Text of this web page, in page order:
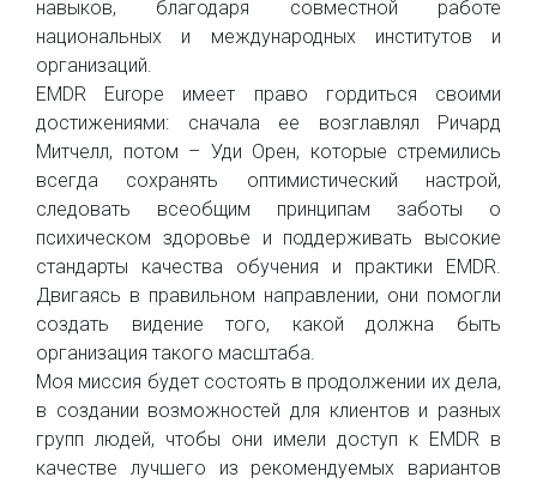
навыков, благодаря совместной работе
национальных и международных институтов и
организаций.
EMDR Europe имеет право гордиться своими
достижениями: сначала ее возглавлял Ричард
Митчелл, потом – Уди Орен, которые стремились
всегда сохранять оптимистический настрой,
следовать всеобщим принципам заботы о
психическом здоровье и поддерживать высокие
стандарты качества обучения и практики EMDR.
Двигаясь в правильном направлении, они помогли
создать видение того, какой должна быть
организация такого масштаба.
Моя миссия будет состоять в продолжении их дела,
в создании возможностей для клиентов и разных
групп людей, чтобы они имели доступ к EMDR в
качестве лучшего из рекомендуемых вариантов